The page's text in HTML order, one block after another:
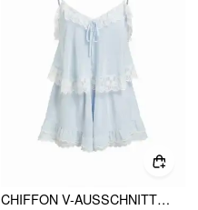
CHIFFON V-AUSSCHNITT SPITZE KNOTEN RÜSCHENÄRMEL OVERSIZED STRAMPLER